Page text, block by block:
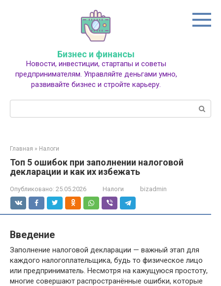
Бизнес и финансы
Новости, инвестиции, стартапы и советы
предпринимателям. Управляйте деньгами умно,
развивайте бизнес и стройте карьеру.
Главная » Налоги
Топ 5 ошибок при заполнении налоговой
декларации и как их избежать
Опубликовано: 25.05.2026 Налоги bizadmin
Введение
Заполнение налоговой декларации — важный этап для
каждого налогоплательщика, будь то физическое лицо
или предприниматель. Несмотря на кажущуюся простоту,
многие совершают распространённые ошибки, которые